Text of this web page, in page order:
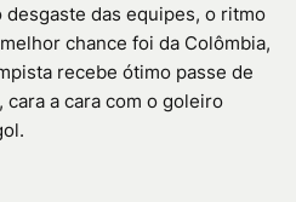
das equipes, o ritmo
chance foi da Colômbia,
recebe ótimo passe de
cara a cara com o goleiro